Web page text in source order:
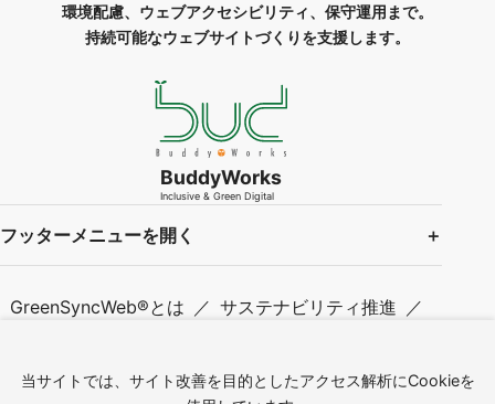
当サイトでは、サイト改善を目的としたアクセス解析にCookieを
環境配慮、ウェブアクセシビリティ、保守運用まで。
持続可能なウェブサイトづくりを支援します。
BuddyWorks
Inclusive & Green Digital
フッターメニューを開く
GreenSyncWeb®とは
サステナビリティ推進